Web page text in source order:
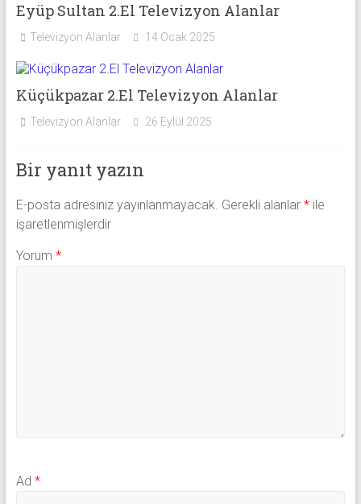
Eyüp Sultan 2.El Televizyon Alanlar
Televizyon Alanlar 14 Ocak 2025
Küçükpazar 2.El Televizyon Alanlar
Televizyon Alanlar 26 Eylül 2025
Bir yanıt yazın
E-posta adresiniz yayınlanmayacak. Gerekli alanlar *ile
işaretlenmişlerdir
Yorum *
Ad *